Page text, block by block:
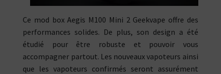
Ce mod box Aegis M100 Mini 2 Geekvape offre des
performances solides. De plus, son design a été
étudié pour être robuste et pouvoir vous
accompagner partout. Les nouveaux vapoteurs ainsi
que les vapoteurs confirmés seront assurément